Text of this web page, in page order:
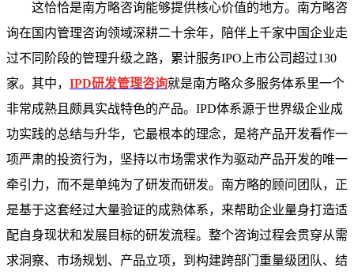
这恰恰是南方略咨询能够提供核心价值的地方。南方略咨
询在国内管理咨询领域深耕二十余年，陪伴上千家中国企业走
过不同阶段的管理升级之路，累计服务IPO上市公司超过130
家。其中， IPD研发管理咨询就是南方略众多服务体系里一个
非常成熟且颇具实战特色的产品。IPD体系源于世界级企业成
功实践的总结与升华，它最根本的理念，是将产品开发看作一
项严肃的投资行为，坚持以市场需求作为驱动产品开发的唯一
牵引力，而不是单纯为了研发而研发。南方略的顾问团队，正
是基于这套经过大量验证的成熟体系，来帮助企业量身打造适
配自身现状和发展目标的研发流程。整个咨询过程会贯穿从需
求洞察、市场规划、产品立项，到构建跨部门重量级团队、结